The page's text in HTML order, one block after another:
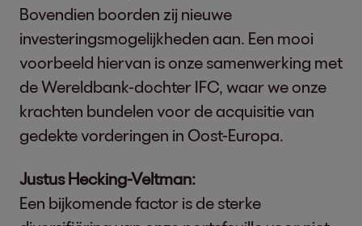
Bovendien boorden zij nieuwe
investeringsmogelijkheden aan. Een mooi
voorbeeld hiervan is onze samenwerking met
de Wereldbank-dochter IFC, waar we onze
krachten bundelen voor de acquisitie van
gedekte vorderingen in Oost-Europa.
Justus Hecking-Veltman:
Een bijkomende factor is de sterke